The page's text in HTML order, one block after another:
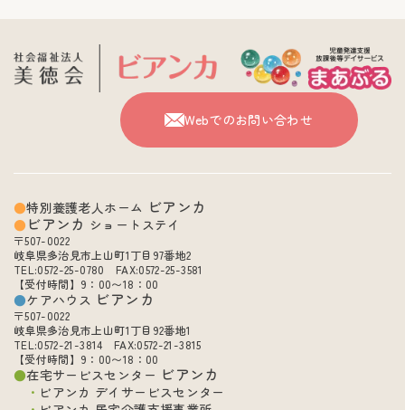
Webでのお問い合わせ
特別養護老人ホーム ビアンカ
ビアンカ ショートステイ
〒507-0022
岐阜県多治見市上山町1丁目97番地2
TEL:0572-25-0780 FAX:0572-25-3581
【受付時間】9：00〜18：00
ケアハウス ビアンカ
〒507-0022
岐阜県多治見市上山町1丁目92番地1
TEL:0572-21-3814 FAX:0572-21-3815
【受付時間】9：00〜18：00
在宅サービスセンター ビアンカ
ビアンカ デイサービスセンター